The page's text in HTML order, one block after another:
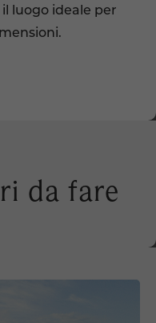
luogo ideale per
da fare